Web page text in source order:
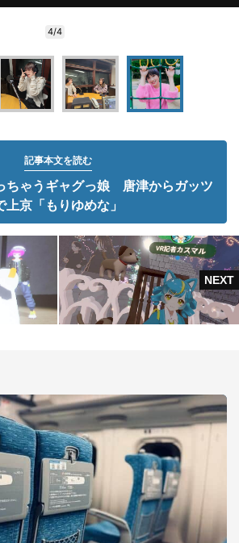
4/4
記事本文を読む
ちゃうギャグっ娘 唐津からガッツ
上京「もりゆめな」